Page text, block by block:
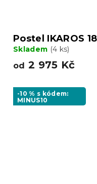
Postel IKAROS
Skladem (4 ks)
od 2 975 Kč
-10 % s kódem:
MINUS10